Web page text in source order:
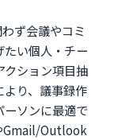
ず会議やコミ
い個人・チー
クション項目抽
り、議事録作
ソンに最適で
Gmail/Outlook